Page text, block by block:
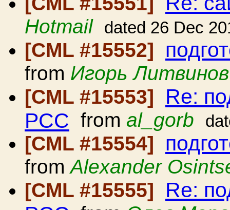
Hotmail dated 26 Dec
[CML #15552]
from Игорь Литвинов
[CML #15553]
Re:
РСС from al_gorb
[CML #15554]
fromAlexander
[CML #15555]
Re: